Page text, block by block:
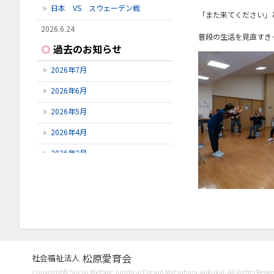
「また来てください
普段の生活を見直す
日本 VS スウェーデン戦
2026.6.24
2026.6.23
雪見橋野菜市
2026.6.23
雪見橋の大掃除を行いました。
過去のお知らせ
2026年7月
2026年6月
2026年5月
2026年4月
2026年2月
2025年8月
社会福祉法人 松原愛育会
Copyright© Social Welfare Juridical Parson Matsubara-Aiikukai. All Rights